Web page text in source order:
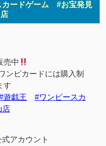
ードゲーム #お宝発見
売中
ンピカードには購入制
す
遊戯王
#ワンピースカ
店
式アカウント